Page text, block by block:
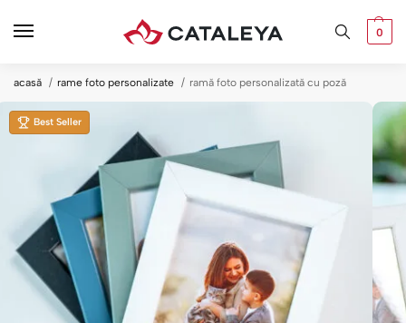
0
acasă rame foto personalizate ramă foto personalizată cu poză
Best Seller